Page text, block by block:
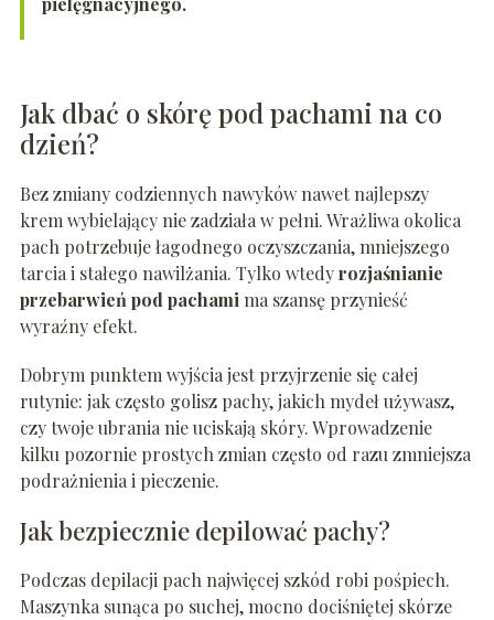
Jak dbać o skórę pod pachami na co
dzień?
Bez zmiany codziennych nawyków nawet najlepszy
krem wybielający nie zadziała w pełni. Wrażliwa okolica
pach potrzebuje łagodnego oczyszczania, mniejszego
tarcia i stałego nawilżania. Tylko wtedyrozjaśnianie
przebarwień pod pachamima szansę przynieść
wyraźny efekt.
Dobrym punktem wyjścia jest przyjrzenie się całej
rutynie: jak często golisz pachy, jakich mydeł używasz,
czy twoje ubrania nie uciskają skóry. Wprowadzenie
kilku pozornie prostych zmian często od razu zmniejsza
podrażnienia i pieczenie.
Jak bezpiecznie depilować pachy?
Podczas depilacji pach najwięcej szkód robi pośpiech.
Maszynka sunąca po suchej, mocno dociśniętej skórze